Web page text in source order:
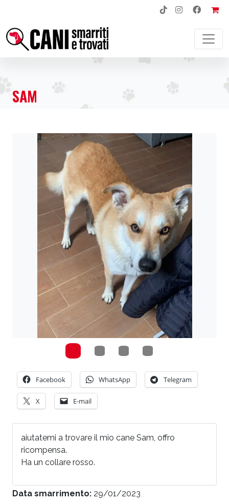
NAVIGAZIONE PRINCIPALE
SAM
Facebook WhatsApp Telegram
X E-mail
aiutatemi a trovare il mio cane Sam, offro
ricompensa.
Ha un collare rosso.
Data smarrimento: 29/01/2023